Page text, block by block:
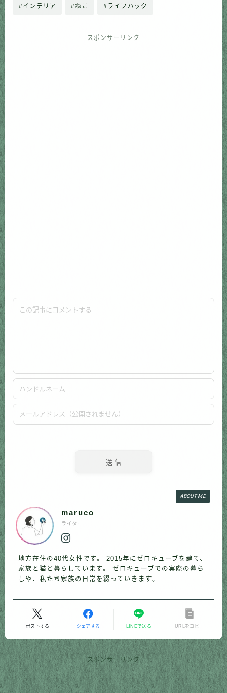
#インテリア #ねこ #ライフハック
スポンサーリンク
ABOUT ME
maruco
ライター
地方在住の40代女性です。 2015年にゼロキューブを建て、
家族と猫と暮らしています。 ゼロキューブでの実際の暮ら
しや、私たち家族の日常を綴っていきます。
ポストする シェアする LINEで送る URLをコピー
スポンサーリンク